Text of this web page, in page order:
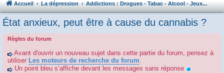
Accueil La dépression Addictions : Drogues - Tabac - Alcool - Jeux...
État anxieux, peut être à cause du cannabis ?
Règles du forum
Avant d'ouvrir un nouveau sujet dans cette partie du forum, pensez à
utiliser Les moteurs de recherche du forum.
Un point bleu s’affiche devant les messages sans réponse